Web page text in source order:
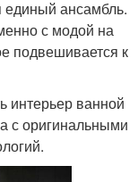
единый ансамбль.
с модой на
подвешивается к
интерьер ванной
с оригинальными